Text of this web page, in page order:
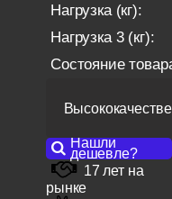
Нагрузка (кг):
Нагрузка 3 (кг):
Состояние
Нашли
дешевле?
17 лет на
рынке